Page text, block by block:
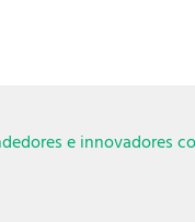
e innovadores